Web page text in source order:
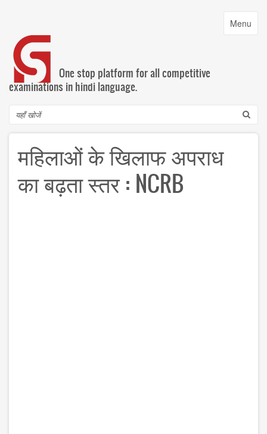
content
Toggle
Menu
One stop platform for all competitive
examinations in hindi language.
Search
महिलाओं के खिलाफ अपराध
का बढ़ता स्तर : NCRB